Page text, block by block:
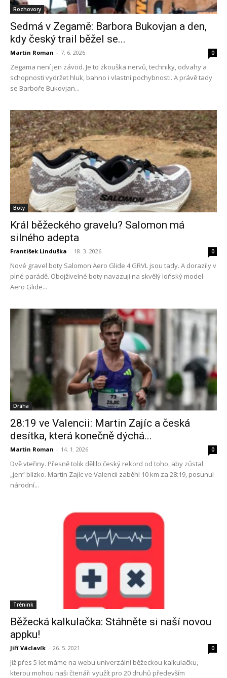
Rozhovory
Sedmá v Zegamě: Barbora Bukovjan a den,
kdy český trail běžel se...
Martin Roman - 7. 6. 2026 0
Zegama není jen závod. Je to zkouška nervů, techniky, odvahy a
schopnosti vydržet hluk, bahno i vlastní pochybnosti. A právě tady
se Barboře Bukovjan...
Boty
Král běžeckého gravelu? Salomon má
silného adepta
František Linduška - 18. 3. 2026 0
Nové gravel boty Salomon Aero Glide 4 GRVL jsou tady. A dorazily v
plné parádě. Obojživelné boty navazují na skvělý loňský model
Aero Glide...
Dráha
28:19 ve Valencii: Martin Zajíc a česká
desítka, která konečně dýchá...
Martin Roman - 14. 1. 2026 0
Dvě vteřiny. Přesně tolik dělilo český rekord od toho, aby zůstal
„jen“ blízko. Martin Zajíc ve Valencii zaběhl 10 km za 28:19, posunul
národní...
Trénink
Běžecká kalkulačka: Stáhněte si naší novou
appku!
Jiří Václavík - 26. 5. 2021 0
Již přes 5 let máme na webu univerzální běžeckou kalkulačku,
kterou mohou naši čtenáři využít pro 20 druhů především